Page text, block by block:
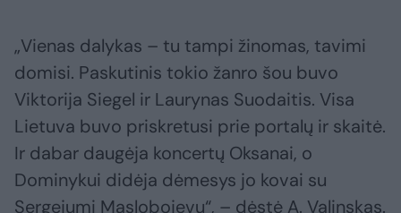
„Vienas dalykas – tu tampi žinomas, tavimi
domisi. Paskutinis tokio žanro šou buvo
Viktorija Siegel ir Laurynas Suodaitis. Visa
Lietuva buvo priskretusi prie portalų ir skaitė.
Ir dabar daugėja koncertų Oksanai, o
Dominykui didėja dėmesys jo kovai su
Sergejumi Maslobojevu“, – dėstė A. Valinskas.